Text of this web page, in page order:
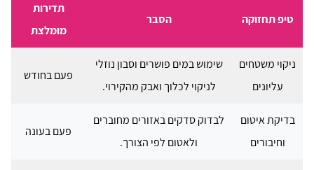
טיפ תחזוקה הסבר
תדירות
מומלצת
ניקוי משטחים
עליונים
שימוש במים פושרים וסבון נוזלי
לניקוי לכלוך ואבק מהקירוי.
פעם בחודש
בדיקת איטום
וחיבורים
לבדוק סדקים באזורים מחוברים
ולאטום לפי הצורך.
פעם בעונה